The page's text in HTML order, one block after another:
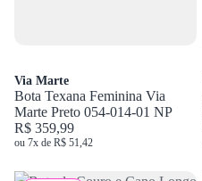
Via Marte
Bota Texana Feminina Via
Marte Preto 054-014-01 NP
R$ 359,99
ou 7x de R$ 51,42